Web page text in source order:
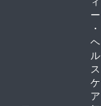
ー
・
ヘ
ル
ス
ケ
ア